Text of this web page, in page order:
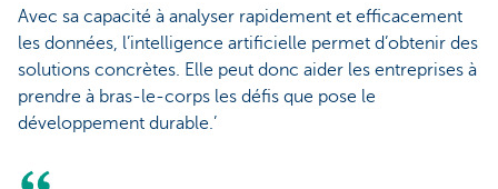
Avec sa capacité à analyser rapidement et efficacement
les données, l’intelligence artificielle permet d’obtenir des
solutions concrètes. Elle peut donc aider les entreprises à
prendre à bras-le-corps les défis que pose le
développement durable.’